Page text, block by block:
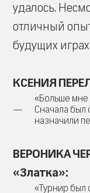
удалось.
отличный
будущих
КСЕНИЯ
«Больше мне
Сначала был
назначили
ВЕРОНИКА
«Златка»:
«Турнир